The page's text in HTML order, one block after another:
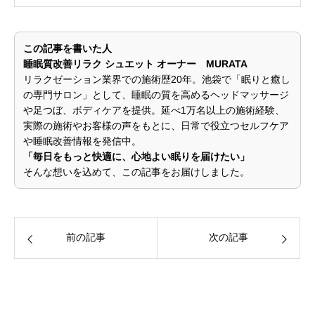
この記事を書いた人
睡眠質改善リラク シュエット オーナー MURATA
リラクゼーション業界での施術歴20年。池袋で「眠りと癒し
の専門サロン」として、睡眠の質を高めるヘッドマッサージ
や足つぼ、ボディケアを提供。延べ1万名以上の施術経験、
実際の施術やお客様の声をもとに、日常で役立つセルフケア
や睡眠改善情報を発信中。
「毎日をもっと快適に、心地よい眠りを届けたい」
そんな想いを込めて、この記事をお届けしました。
前の記事 次の記事